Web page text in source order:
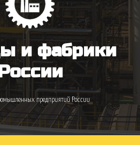
и фабрики
предприятий России